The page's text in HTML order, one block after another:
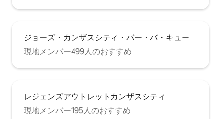
ジョーズ・カンザスシティ・バー・バ・キュー
現地メンバー499人のおすすめ
レジェンズアウトレットカンザスシティ
現地メンバー195人のおすすめ